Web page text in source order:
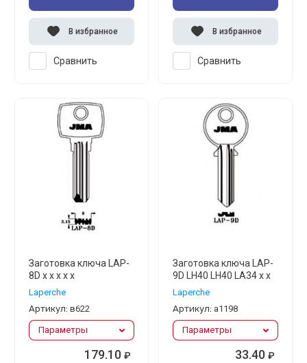
Сравнить
В избранное
Сравнить
В избранное
Заготовка ключа LAP-
8D x x x x x
Laperche
Артикул: в622
Параметры
179.10 ₽
Заготовка ключа LAP-
9D LH40 LH40 LA34 x x
Laperche
Артикул: а1198
Параметры
33.40 ₽